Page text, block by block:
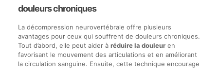
douleurs chroniques
La décompression neurovertébrale offre plusieurs
avantages pour ceux qui souffrent de douleurs chroniques.
Tout d’abord, elle peut aider à réduire la douleuren
favorisant le mouvement des articulations et en améliorant
la circulation sanguine. Ensuite, cette technique encourage